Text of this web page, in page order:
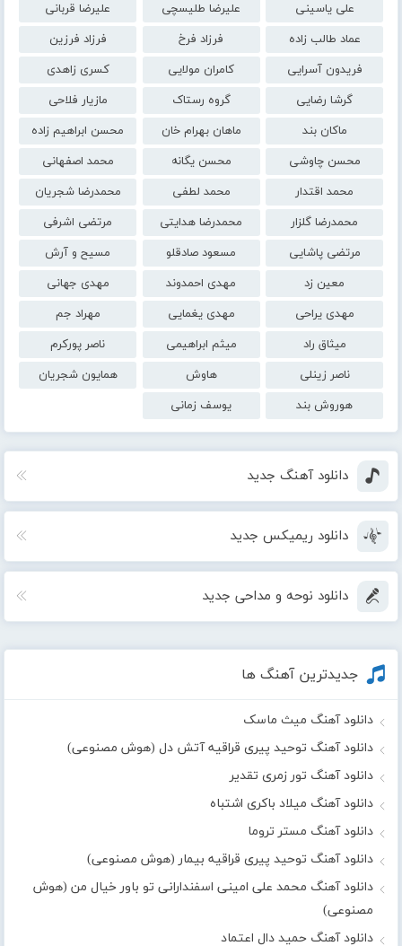
علی یاسینی
علیرضا طلیسچی
علیرضا قربانی
عماد طالب زاده
فرزاد فرخ
فرزاد فرزین
فریدون آسرایی
کامران مولایی
کسری زاهدی
گرشا رضایی
گروه رستاک
مازیار فلاحی
ماکان بند
ماهان بهرام خان
محسن ابراهیم زاده
محسن چاوشی
محسن یگانه
محمد اصفهانی
محمد اقتدار
محمد لطفی
محمدرضا شجریان
محمدرضا گلزار
محمدرضا هدایتی
مرتضی اشرفی
مرتضی پاشایی
مسعود صادقلو
مسیح و آرش
معین زد
مهدی احمدوند
مهدی جهانی
مهدی یراحی
مهدی یغمایی
مهراد جم
میثاق راد
میثم ابراهیمی
ناصر پورکرم
ناصر زینلی
هاوش
همایون شجریان
هوروش بند
یوسف زمانی
دانلود آهنگ جدید
دانلود ریمیکس جدید
دانلود نوحه و مداحی جدید
جدیدترین آهنگ ها
دانلود آهنگ میث ماسک
دانلود آهنگ توحید پیری قراقیه آتش دل (هوش مصنوعی)
دانلود آهنگ تور زمری تقدیر
دانلود آهنگ میلاد باکری اشتباه
دانلود آهنگ مستر تروما
دانلود آهنگ توحید پیری قراقیه بیمار (هوش مصنوعی)
دانلود آهنگ محمد علی امینی اسفندارانی تو باور خیال من (هوش
مصنوعی)
دانلود آهنگ حمید دال اعتماد